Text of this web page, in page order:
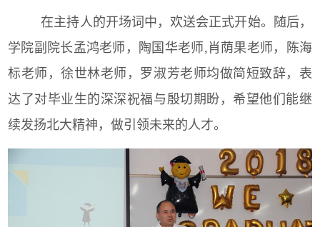
在主持人的开场词中，欢送会正式开始。随后，
学院副院长孟鸿老师，陶国华老师,肖荫果老师，陈海
标老师，徐世林老师，罗淑芳老师均做简短致辞，表
达了对毕业生的深深祝福与殷切期盼，希望他们能继
续发扬北大精神，做引领未来的人才。